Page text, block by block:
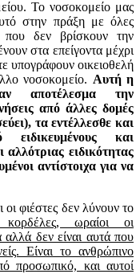
Το νοσοκομείο μας
στην πράξη με όλες
που δεν βρίσκουν την
στα επείγοντα μέχρι
υπογράφουν οικειοθελή
νοσοκομείο. Αυτή η
αποτέλεσμα την
από άλλες δομές
τα εντέλλεσθε και
και
αλλότριας ειδικότητας
αντίστοιχα για να
φιέστες δεν λύνουν το
ωραίοι οι
αλλά δεν είναι αυτά που
Είναι το ανθρώπινο
προσωπικό, και αυτοί